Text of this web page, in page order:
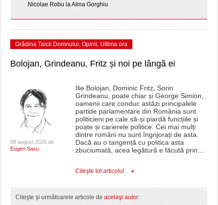
Nicolae Robu la Alina Gorghiu
Grădina Taicii Domnului Opinii Ultima ora
Bolojan, Grindeanu, Fritz și noi pe lângă ei
08 august 2026 de
Eugen Sasu
Ilie Bolojan, Dominic Fritz, Sorin
Grindeanu, poate chiar și George Simion,
oamenii care conduc astăzi principalele
partide parlamentare din România sunt
politicieni pe cale să-și piardă funcțiile și
poate și carierele politice. Cei mai mulți
dintre români nu sunt îngrijorați de asta.
Dacă au o tangență cu politica asta
zbuciumată, acea legătură e făcută prin
Citeşte tot articolul
Citeşte şi următoarele articole de acelaşi autor: